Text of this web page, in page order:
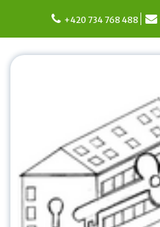
content
+420 734 768 488